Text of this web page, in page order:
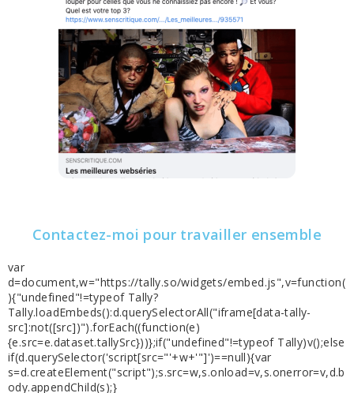
Contactez-moi pour travailler ensemble
var
d=document,w="https://tally.so/widgets/embed.js",v=function(
){"undefined"!=typeof Tally?
Tally.loadEmbeds():d.querySelectorAll("iframe[data-tally-
src]:not([src])").forEach((function(e)
{e.src=e.dataset.tallySrc}))};if("undefined"!=typeof Tally)v();else
if(d.querySelector('script[src="'+w+'"]')==null){var
s=d.createElement("script");s.src=w,s.onload=v,s.onerror=v,d.b
ody.appendChild(s);}